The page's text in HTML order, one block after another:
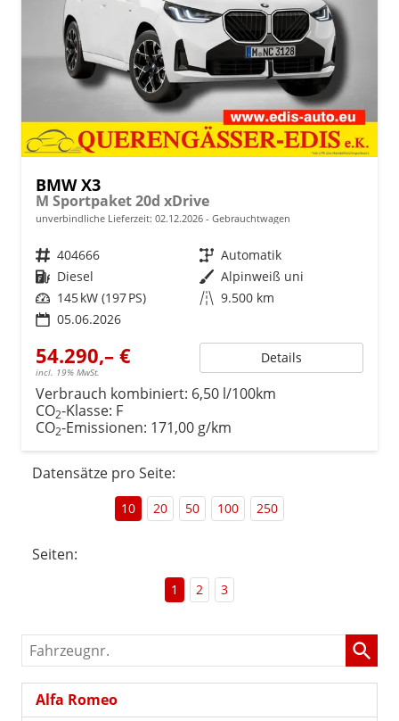
BMW X3
M Sportpaket 20d xDrive
unverbindliche Lieferzeit: 02.12.2026 Gebrauchtwagen
Fahrzeugnr. 404666 Getriebe Automatik
Kraftstoff Diesel Außenfarbe Alpinweiß uni
Leistung 145 kW (197 PS) Kilometerstand 9.500 km
05.06.2026
54.290,– €
incl. 19% MwSt.
Details
Verbrauch kombiniert: 6,50 l/100km
CO2-Klasse: F
CO2-Emissionen: 171,00 g/km
Datensätze pro Seite:
10 20 50 100 250
Seiten:
1 2 3
Fahrzeugnr.
Alfa Romeo